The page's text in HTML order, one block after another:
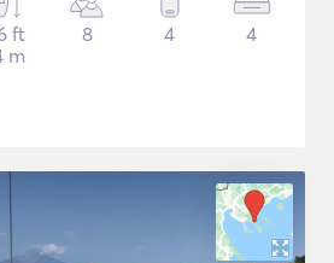
ft
m
8 4 4